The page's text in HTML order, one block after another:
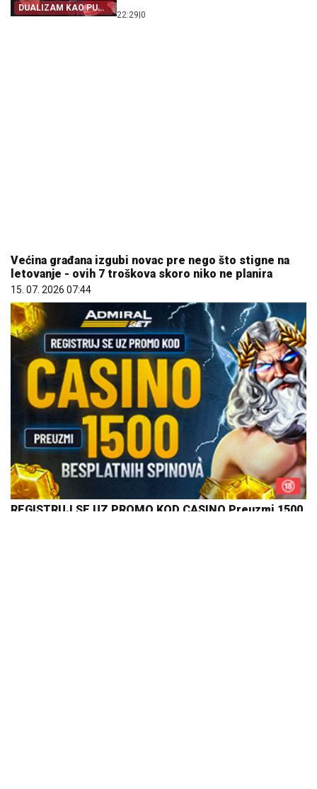
DUALIZAM KAO PUT
IZ SRPSTVA
22:29|0
15. 07. 2026 07:44
REGISTRUJ SE UZ PROMO KOD CASINO Preuzmi 1500
BESPLATNIH SPINOVA
20. 07. 2026 08:04